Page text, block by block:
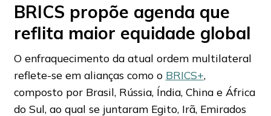
BRICS propõe agenda que
reflita maior equidade global
O enfraquecimento da atual ordem multilateral
reflete-se em alianças como o BRICS+,
composto por Brasil, Rússia, Índia, China e África
do Sul, ao qual se juntaram Egito, Irã, Emirados